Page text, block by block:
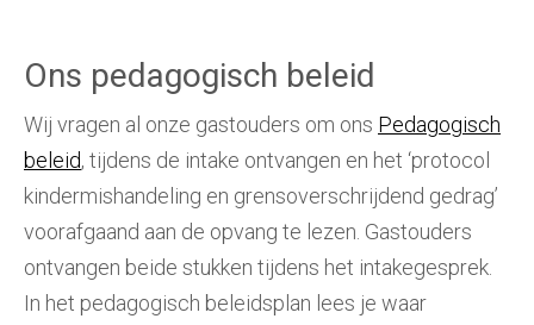
Ons pedagogisch beleid
Wij vragen al onze gastouders om ons Pedagogisch
beleid, tijdens de intake ontvangen en het ‘protocol
kindermishandeling en grensoverschrijdend gedrag’
voorafgaand aan de opvang te lezen. Gastouders
ontvangen beide stukken tijdens het intakegesprek.
In het pedagogisch beleidsplan lees je waar